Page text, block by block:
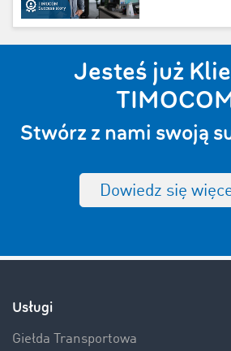
Jesteś już
Stwórz z nami swoją
Dowiedz się
Usługi
Giełda Transportowa